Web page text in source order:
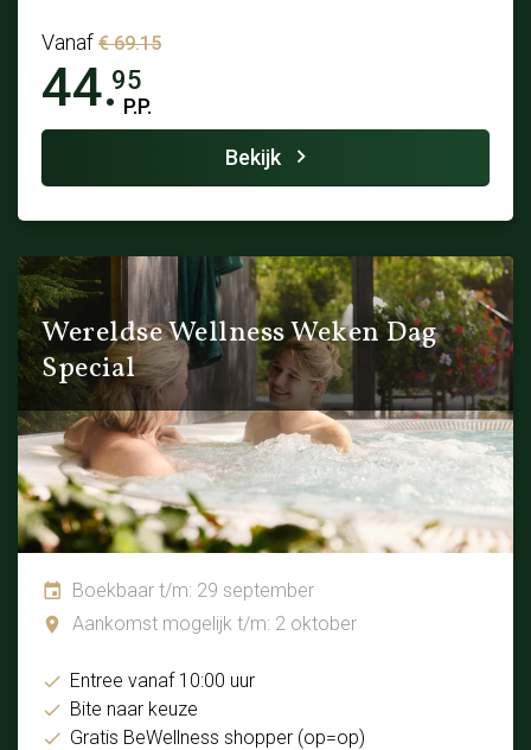
Vanaf € 69.15
44.95
P.P.
Bekijk
Wereldse Wellness Weken Dag
Special
Boekbaar t/m: 29 september
Aankomst mogelijk t/m: 2 oktober
Entree vanaf 10:00 uur
Bite naar keuze
Gratis BeWellness shopper (op=op)